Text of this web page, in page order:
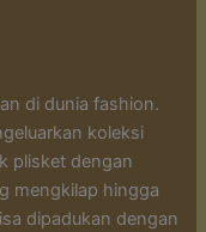
di dunia fashion.
koleksi
plisket dengan
mengkilap hingga
dipadukan dengan